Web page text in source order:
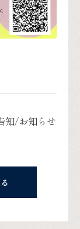
知/お知らせ